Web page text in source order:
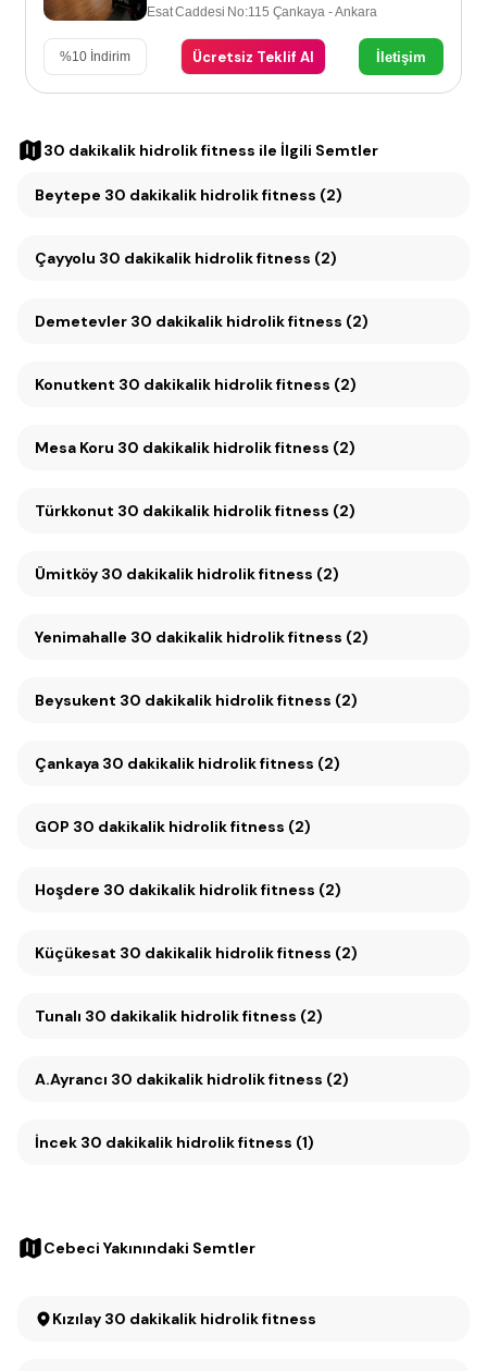
Esat Caddesi No:115 Çankaya - Ankara
%10 İndirim Ücretsiz Teklif Al İletişim
30 dakikalik hidrolik fitness ile İlgili Semtler
Beytepe 30 dakikalik hidrolik fitness (2)
Çayyolu 30 dakikalik hidrolik fitness (2)
Demetevler 30 dakikalik hidrolik fitness (2)
Konutkent 30 dakikalik hidrolik fitness (2)
Mesa Koru 30 dakikalik hidrolik fitness (2)
Türkkonut 30 dakikalik hidrolik fitness (2)
Ümitköy 30 dakikalik hidrolik fitness (2)
Yenimahalle 30 dakikalik hidrolik fitness (2)
Beysukent 30 dakikalik hidrolik fitness (2)
Çankaya 30 dakikalik hidrolik fitness (2)
GOP 30 dakikalik hidrolik fitness (2)
Hoşdere 30 dakikalik hidrolik fitness (2)
Küçükesat 30 dakikalik hidrolik fitness (2)
Tunalı 30 dakikalik hidrolik fitness (2)
A.Ayrancı 30 dakikalik hidrolik fitness (2)
İncek 30 dakikalik hidrolik fitness (1)
Cebeci Yakınındaki Semtler
Kızılay 30 dakikalik hidrolik fitness